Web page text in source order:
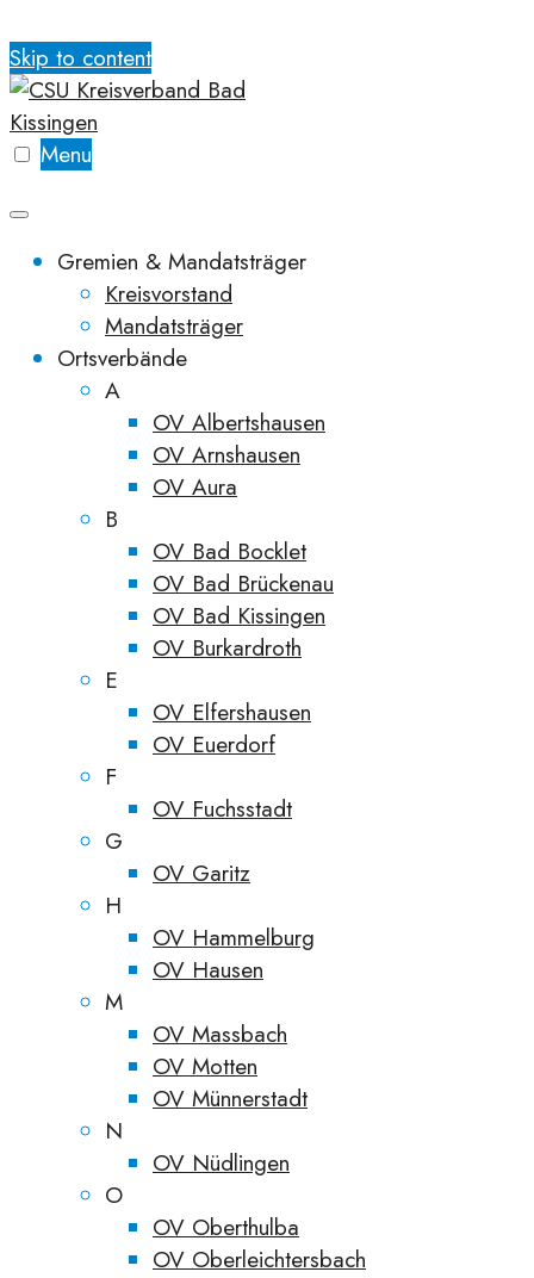
Skip to content
Menu
Gremien & Mandatsträger
Kreisvorstand
Mandatsträger
Ortsverbände
A
OV Albertshausen
OV Arnshausen
OV Aura
B
OV Bad Bocklet
OV Bad Brückenau
OV Bad Kissingen
OV Burkardroth
E
OV Elfershausen
OV Euerdorf
F
OV Fuchsstadt
G
OV Garitz
H
OV Hammelburg
OV Hausen
M
OV Massbach
OV Motten
OV Münnerstadt
N
OV Nüdlingen
O
OV Oberthulba
OV Oberleichtersbach